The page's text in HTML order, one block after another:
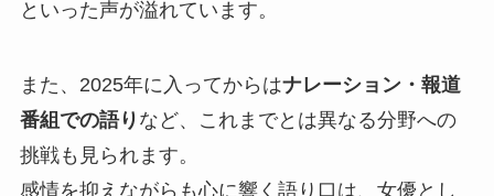
といった声が溢れています。
また、2025年に入ってからはナレーション・報道
番組での語り など、これまでとは異なる分野への
挑戦も見られます。
感情を抑えながらも心に響く語り口は、女優とし